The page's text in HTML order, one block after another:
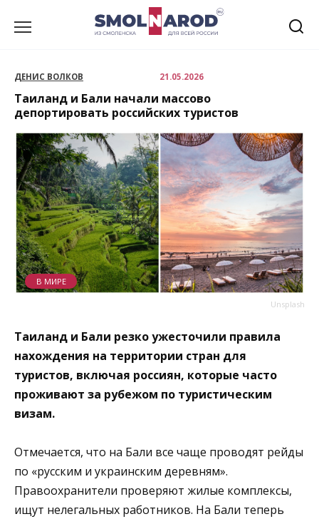
ДЕНИС ВОЛКОВ 21.05.2026
Таиланд и Бали начали массово
депортировать российских туристов
Unsplash
В МИРЕ
Таиланд и Бали резко ужесточили правила
нахождения на территории стран для
туристов, включая россиян, которые часто
проживают за рубежом по туристическим
визам.
Отмечается, что на Бали все чаще проводят рейды
по «русским и украинским деревням».
Правоохранители проверяют жилые комплексы,
ищут нелегальных работников. На Бали теперь